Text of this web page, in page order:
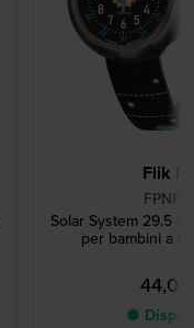
Flik
Solar System 29.5
per bambini a
●